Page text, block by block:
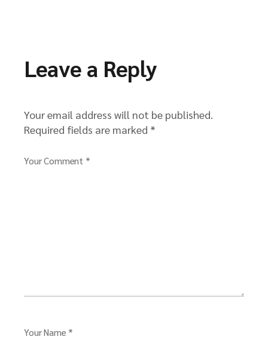
Leave a Reply
Your email address will not be published.
Required fields are marked *
Your Comment *
Your Name *